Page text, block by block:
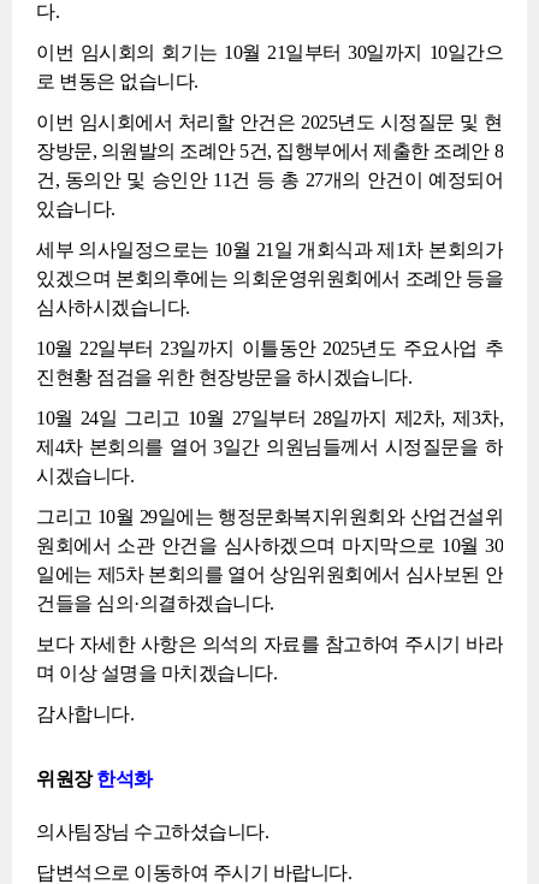
다.
이번 임시회의 회기는 10월 21일부터 30일까지 10일간으
로 변동은 없습니다.
이번 임시회에서 처리할 안건은 2025년도 시정질문 및 현
장방문, 의원발의 조례안 5건, 집행부에서 제출한 조례안 8
건, 동의안 및 승인안 11건 등 총 27개의 안건이 예정되어
있습니다.
세부 의사일정으로는 10월 21일 개회식과 제1차 본회의가
있겠으며 본회의후에는 의회운영위원회에서 조례안 등을
심사하시겠습니다.
10월 22일부터 23일까지 이틀동안 2025년도 주요사업 추
진현황 점검을 위한 현장방문을 하시겠습니다.
10월 24일 그리고 10월 27일부터 28일까지 제2차, 제3차,
제4차 본회의를 열어 3일간 의원님들께서 시정질문을 하
시겠습니다.
그리고 10월 29일에는 행정문화복지위원회와 산업건설위
원회에서 소관 안건을 심사하겠으며 마지막으로 10월 30
일에는 제5차 본회의를 열어 상임위원회에서 심사보된 안
건들을 심의·의결하겠습니다.
보다 자세한 사항은 의석의 자료를 참고하여 주시기 바라
며 이상 설명을 마치겠습니다.
감사합니다.
위원장한석화
의사팀장님 수고하셨습니다.
답변석으로 이동하여 주시기 바랍니다.